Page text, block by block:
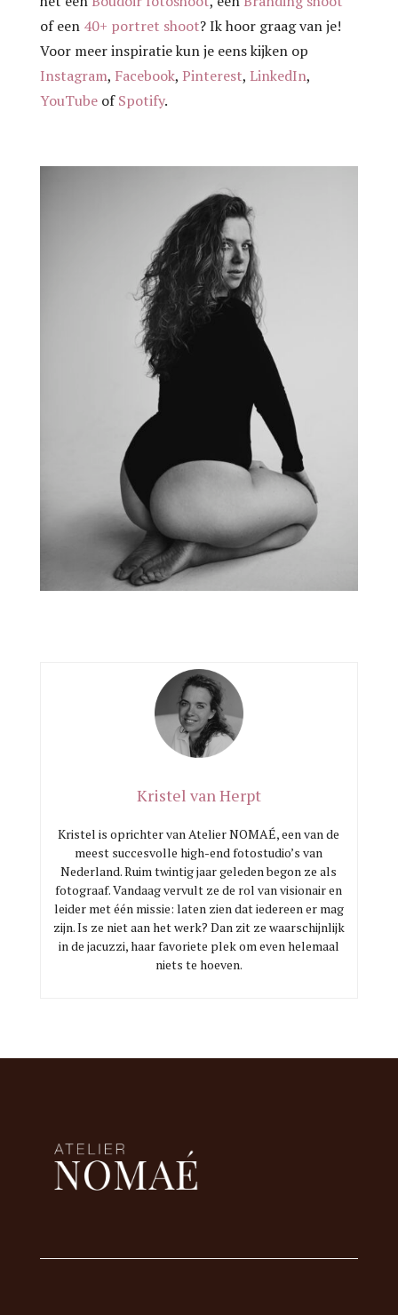
of een 40+ portret shoot? Ik hoor graag van je!
Voor meer inspiratie kun je eens kijken op
Instagram, Facebook, Pinterest, LinkedIn,
YouTubeofSpotify.
Kristel van Herpt
Kristel is oprichter van Atelier NOMAÉ, een van de
meest succesvolle high-end fotostudio’s van
Nederland. Ruim twintig jaar geleden begon ze als
fotograaf. Vandaag vervult ze de rol van visionair en
leider met één missie: laten zien dat iedereen er mag
zijn. Is ze niet aan het werk? Dan zit ze waarschijnlijk
in de jacuzzi, haar favoriete plek om even helemaal
niets te hoeven.